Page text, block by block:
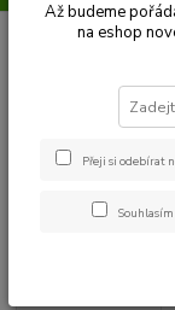
Venčení
REFLEX
vodítkem
Až budeme
na eshop
Přeji si odebírat
Souhlasím